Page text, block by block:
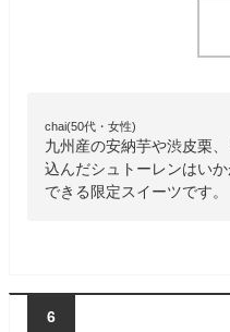
chai(50代・女性)
九州産の安納芋や渋皮栗
込んだシュトーレンはい
できる限定スイーツです。
6